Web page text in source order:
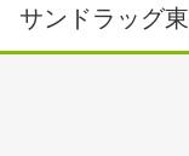
サンドラッグ